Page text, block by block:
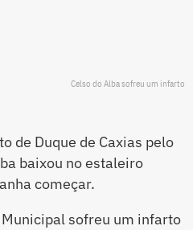
Celso do Alba sofreu um infarto
de Duque de Caxias pelo
baixou no estaleiro
começar.
sofreu um infarto